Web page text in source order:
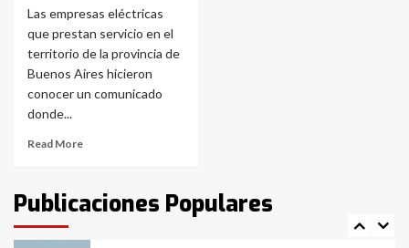
Las empresas eléctricas
que prestan servicio en el
territorio de la provincia de
Buenos Aires hicieron
conocer un comunicado
donde...
Read More
Publicaciones Populares
5
6
La Bolsa de Cereales de Bahía
Blanca anticipa que Agosto vendrá
con lluvias y heladas, en gran parte
fueron detenidos por
comercialización de drogas en la
tarde del sábado